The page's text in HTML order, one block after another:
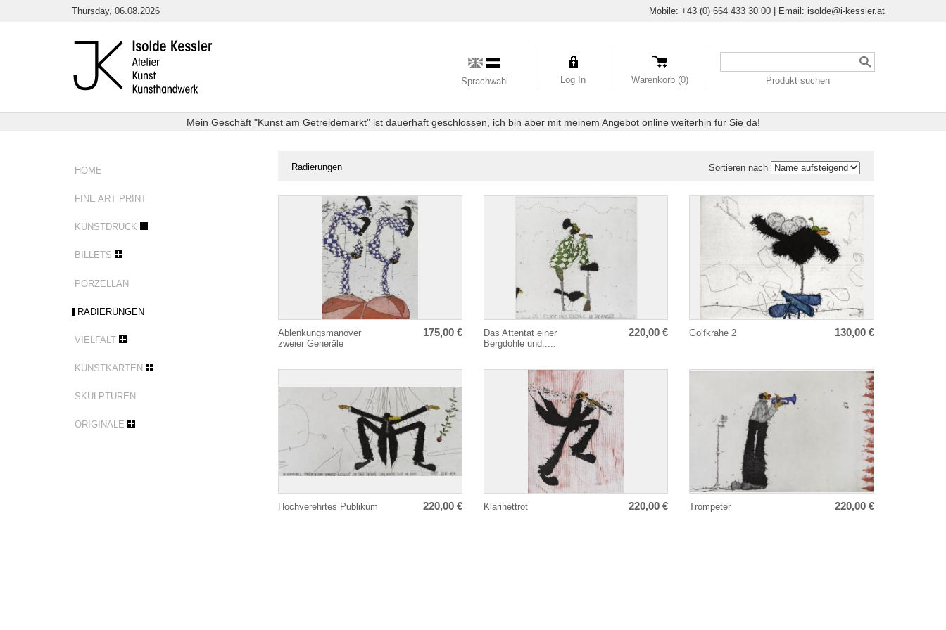
Thursday, 06.08.2026 Mobile: +43 (0) 664 433 30 00 | Email: isolde@i-kessler.at
Sprachwahl Log In Warenkorb (0)
Produkt
Produkt suchen
Mein Geschäft "Kunst am Getreidemarkt" ist dauerhaft geschlossen, ich bin aber mit meinem Angebot online weiterhin für Sie da!
HOME
FINE ART PRINT
KUNSTDRUCK
BILLETS
PORZELLAN
RADIERUNGEN
VIELFALT
KUNSTKARTEN
SKULPTUREN
ORIGINALE
Sie
Radierungen Sortieren nach
Radierungen
Ablenkungsmanöver
zweier Generäle
175,00 €
Das Attentat einer
Bergdohle und.....
220,00 € Golfkrähe 2 130,00 €
Hochverehrtes Publikum 220,00 € Klarinettrot 220,00 € Trompeter 220,00 €